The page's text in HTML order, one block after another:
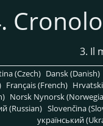
3. Il
(Czech) Dansk (Danish)
Français (French)
Norsk Nynorsk
(Russian) Slovenčina
український